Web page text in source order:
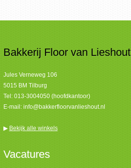
Bakkerij Floor van Lieshout
Jules Verneweg 106
5015 BM Tilburg
Tel: 013-3004050 (hoofdkantoor)
E-mail: info@bakkerfloorvanlieshout.nl
▶ Bekijk alle winkels
Vacatures